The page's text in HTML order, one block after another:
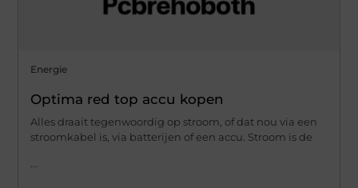
Energie
Optima red top accu kopen
Alles draait tegenwoordig op stroom, of dat nou via een
stroomkabel is, via batterijen of een accu. Stroom is de
...